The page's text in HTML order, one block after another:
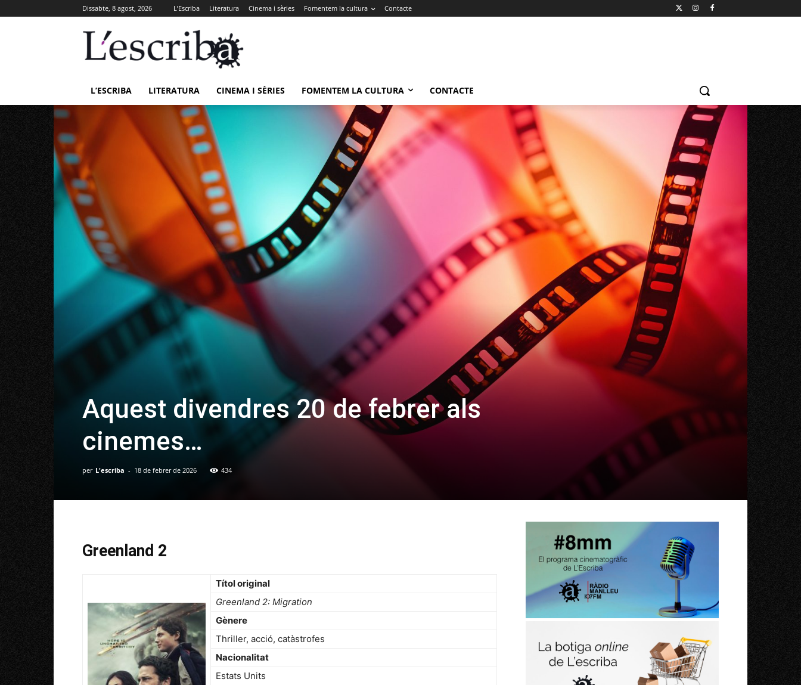
Dissabte, 8 agost, 2026 L’Escriba Literatura Cinema i sèries Fomentem la cultura Contacte
L’ESCRIBA LITERATURA CINEMA I SÈRIES FOMENTEM LA CULTURA CONTACTE
Aquest divendres 20 de febrer als
cinemes…
per L'escriba - 18 de febrer de 2026 434
Greenland 2
Títol original
Greenland 2: Migration
Gènere
Thriller, acció, catàstrofes
Nacionalitat
Estats Units